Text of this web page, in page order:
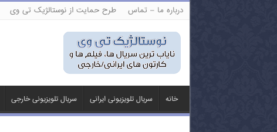
درباره ما – تماس طرح حمایت از نوستالژیک تی وی
خانه سریال تلویزیونی ایرانی سریال تلویزیونی خارجی